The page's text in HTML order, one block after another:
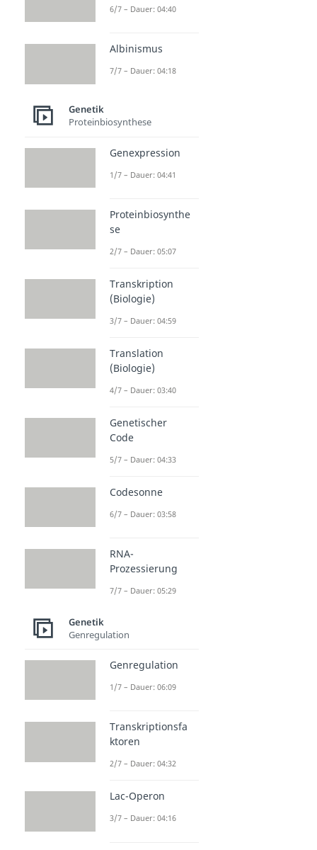
6/7 – Dauer: 04:40
Albinismus
7/7 – Dauer: 04:18
Genetik
Proteinbiosynthese
Genexpression
1/7 – Dauer: 04:41
Proteinbiosynthe
se
2/7 – Dauer: 05:07
Transkription
(Biologie)
3/7 – Dauer: 04:59
Translation
(Biologie)
4/7 – Dauer: 03:40
Genetischer
Code
5/7 – Dauer: 04:33
Codesonne
6/7 – Dauer: 03:58
RNA-
Prozessierung
7/7 – Dauer: 05:29
Genetik
Genregulation
Genregulation
1/7 – Dauer: 06:09
Transkriptionsfa
ktoren
2/7 – Dauer: 04:32
Lac-Operon
3/7 – Dauer: 04:16